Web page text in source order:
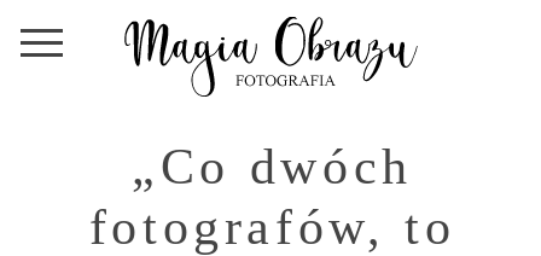
„Co dwóch
fotografów, to